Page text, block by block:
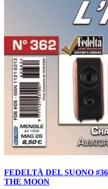
FEDELTÀ DEL SUONO
THE MOON